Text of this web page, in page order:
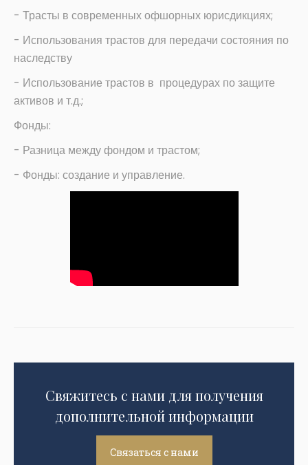
- Трасты в современных офшорных юрисдикциях;
- Использования трастов для передачи состояния по
наследству
- Использование трастов в процедурах по защите
активов и т.д.;
Фонды:
- Разница между фондом и трастом;
- Фонды: создание и управление.
Свяжитесь с нами для получения
дополнительной информации
Связаться с нами